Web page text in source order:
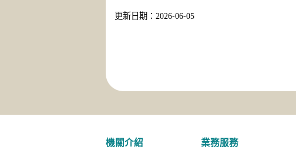
更新日期：2026-06-05
機關介紹 業務服務